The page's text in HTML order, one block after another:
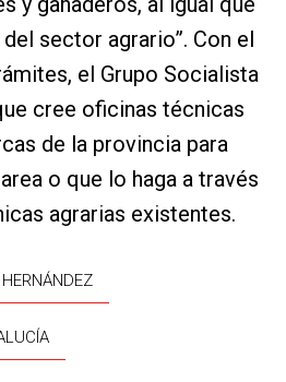
sector agrario”. Con el
el Grupo Socialista
cree oficinas técnicas
de la provincia para
o que lo haga a través
agrarias existentes.